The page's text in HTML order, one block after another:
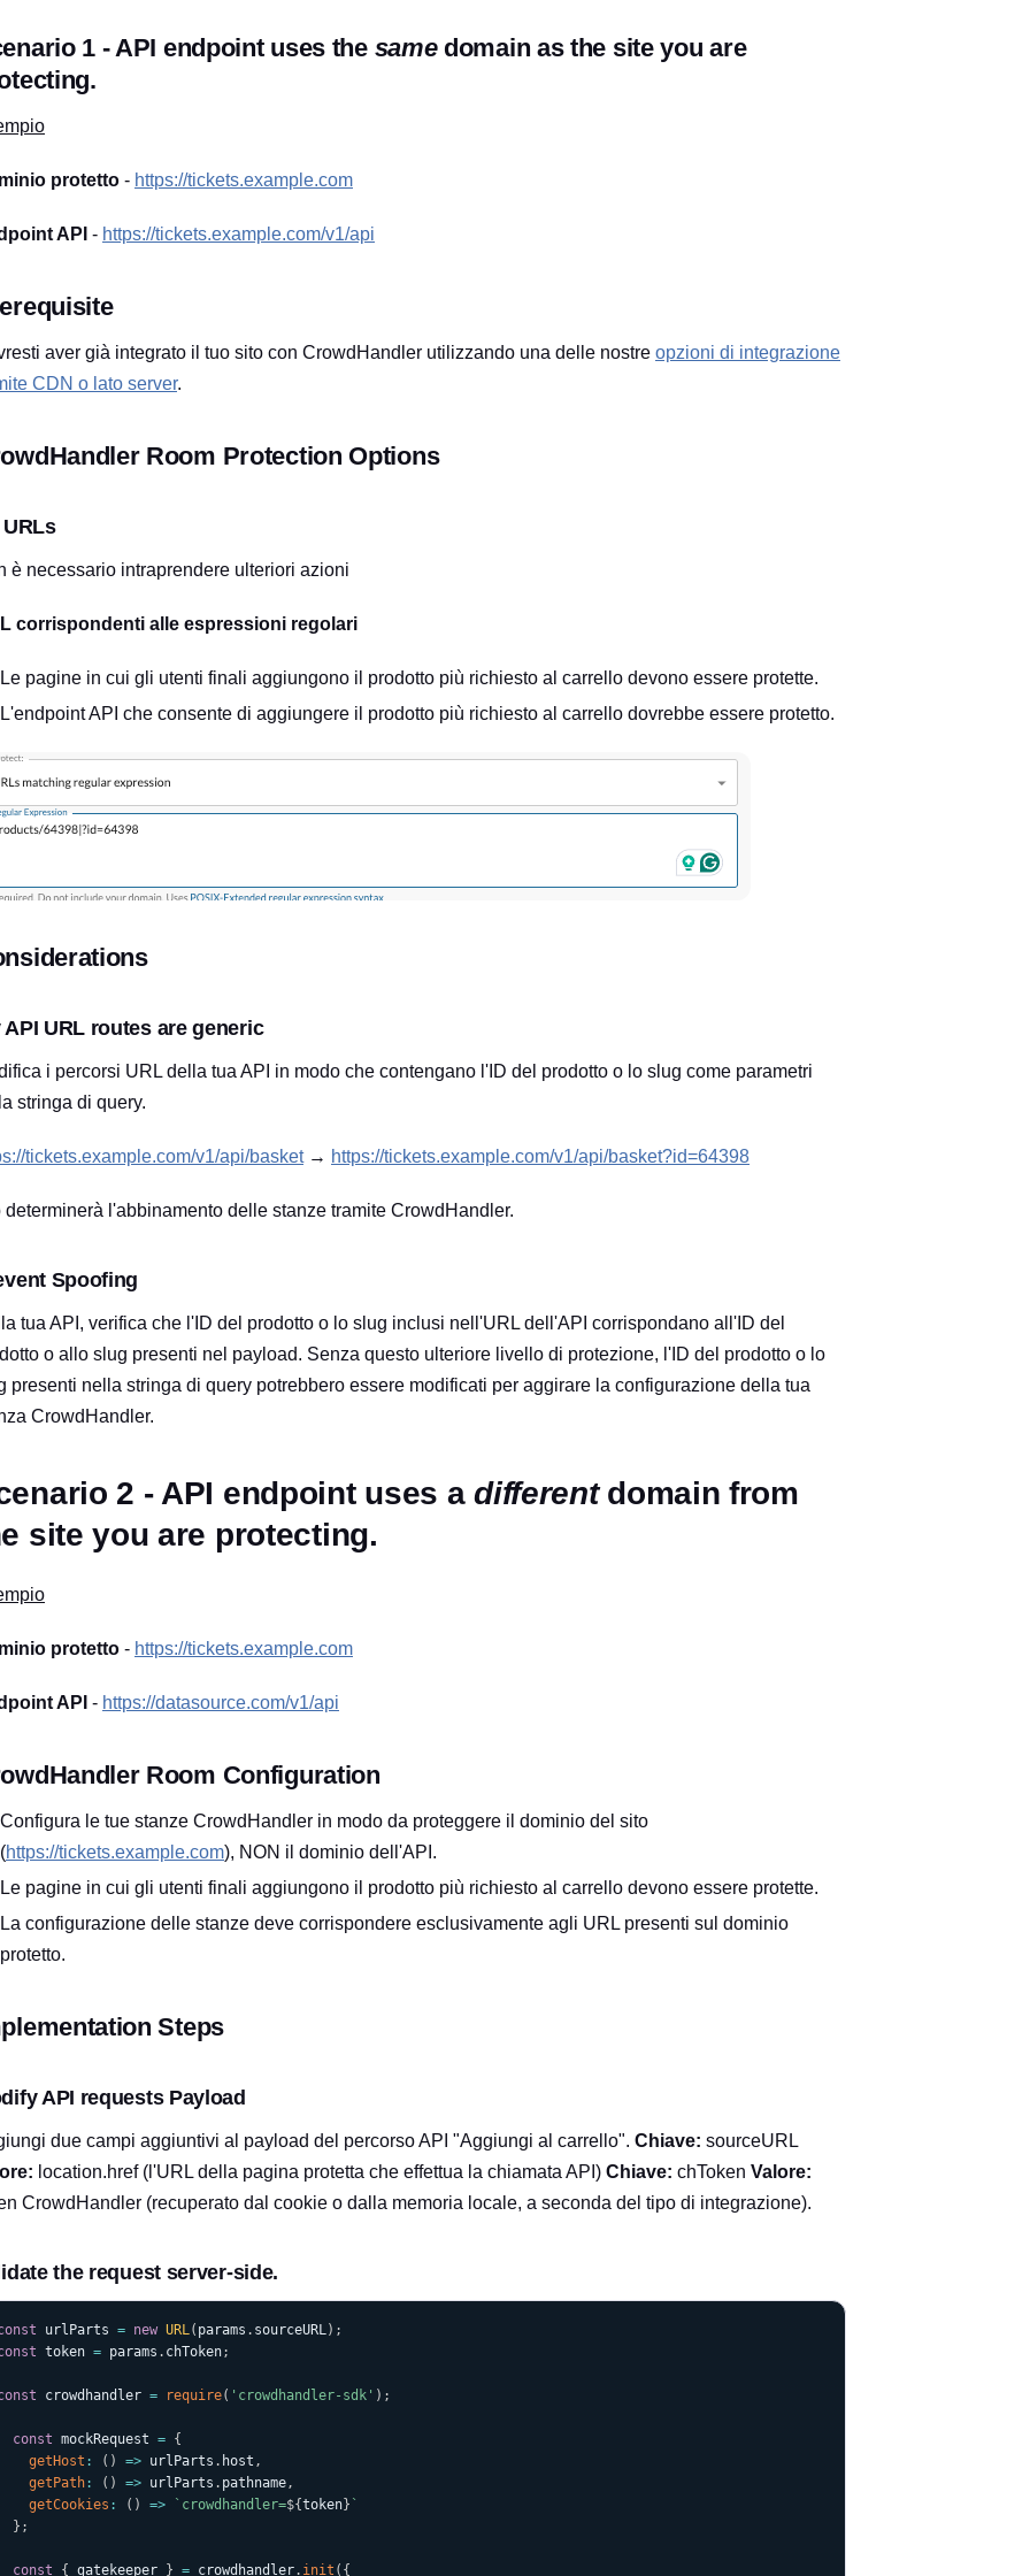
1 - API endpoint uses the samedomain as the site you are
protetto - https://tickets.example.com
API - https://tickets.example.com/v1/api
aver già integrato il tuo sito con CrowdHandler utilizzando una delle nostre opzioni di integrazione
CDN o lato server.
Room Protection Options
è necessario intraprendere ulteriori azioni
corrispondenti alle espressioni regolari
Le pagine in cui gli utenti finali aggiungono il prodotto più richiesto al carrello devono essere protette.
L'endpoint API che consente di aggiungere il prodotto più richiesto al carrello dovrebbe essere protetto.
API URL routes are generic
i percorsi URL della tua API in modo che contengano l'ID del prodotto o lo slug come parametri
stringa di query.
tickets.example.com/v1/api/basket→ https://tickets.example.com/v1/api/basket?id=64398
determinerà l'abbinamento delle stanze tramite CrowdHandler.
Spoofing
tua API, verifica che l'ID del prodotto o lo slug inclusi nell'URL dell'API corrispondano all'ID del
o allo slug presenti nel payload. Senza questo ulteriore livello di protezione, l'ID del prodotto o lo
presenti nella stringa di query potrebbero essere modificati per aggirare la configurazione della tua
CrowdHandler.
2 - API endpoint uses adifferentdomain from
site you are protecting.
protetto - https://tickets.example.com
API - https://datasource.com/v1/api
Room Configuration
Configura le tue stanze CrowdHandler in modo da proteggere il dominio del sito
(https://tickets.example.com), NON il dominio dell'API.
Le pagine in cui gli utenti finali aggiungono il prodotto più richiesto al carrello devono essere protette.
La configurazione delle stanze deve corrispondere esclusivamente agli URL presenti sul dominio
protetto.
Steps
API requests Payload
due campi aggiuntivi al payload del percorso API "Aggiungi al carrello". Chiave: sourceURL
location.href (l'URL della pagina protetta che effettua la chiamata API) Chiave: chToken Valore:
CrowdHandler (recuperato dal cookie o dalla memoria locale, a seconda del tipo di integrazione).
the request server-side.
urlParts = new URL( params . sourceURL) ;
token = params . chToken;
crowdhandler = require( 'crowdhandler-sdk' ) ;
const mockRequest = {
getHost : ( ) => urlParts . host ,
getPath: ( ) => urlParts . pathname,
getCookies : ( ) => ` crowdhandler=${token} `
} ;
const { gatekeeper } = crowdhandler. init ( {